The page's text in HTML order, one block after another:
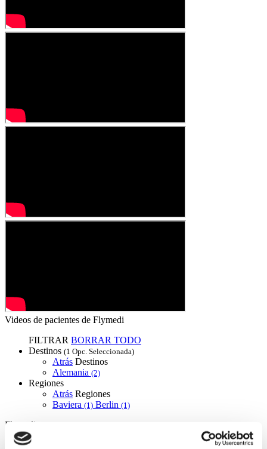
Videos de pacientes de Flymedi
FILTRAR BORRAR TODO
Destinos (1 Opc. Seleccionada)
Atrás Destinos
Alemania (2)
Regiones
Atrás Regiones
Baviera (1) Berlin (1)
Flymedi
TÜRSAB – Las transacciones en flymedi.com son